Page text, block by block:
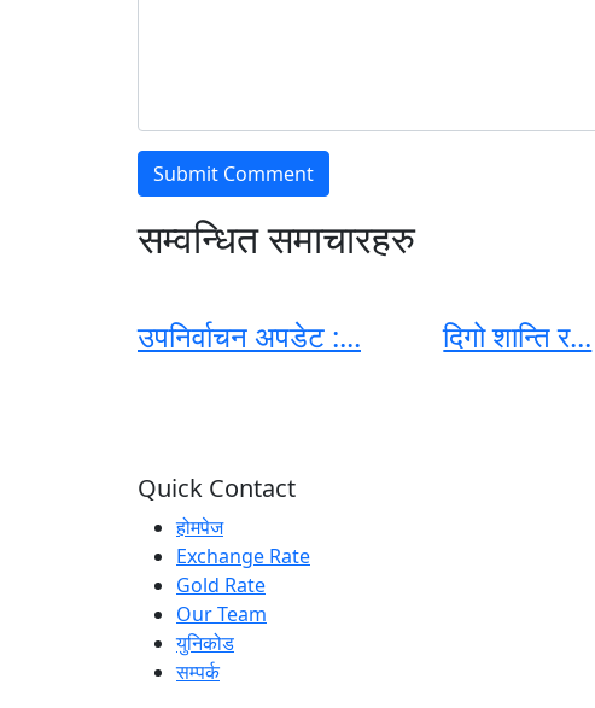
सम्वन्धित समाचारहरु
उपनिर्वाचन अपडेट :... दिगो शान्ति र...
Quick Contact
होमपेज
Exchange Rate
Gold Rate
Our Team
युनिकोड
सम्पर्क